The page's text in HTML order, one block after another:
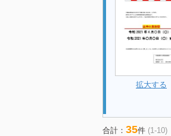
拡大する
合計： 35件 (1-10)